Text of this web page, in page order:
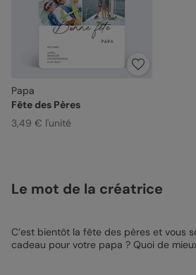
Papa
Fête des Pères
3,49 € l'unité
Le mot de la créatrice
C’est bientôt la fête des pères et vous
cadeau pour votre papa ? Quoi de